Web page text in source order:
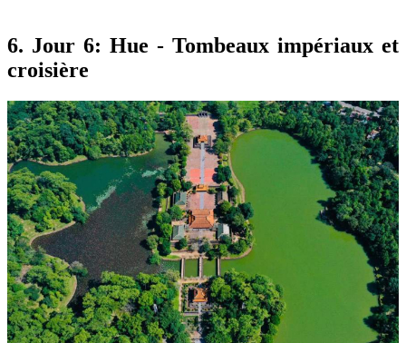
6. Jour 6: Hue - Tombeaux impériaux et
croisière